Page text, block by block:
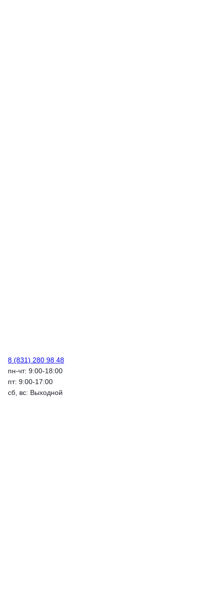
8 (831) 280 98 48
пн-чт: 9:00-18:00
пт: 9:00-17:00
сб, вс: Выходной